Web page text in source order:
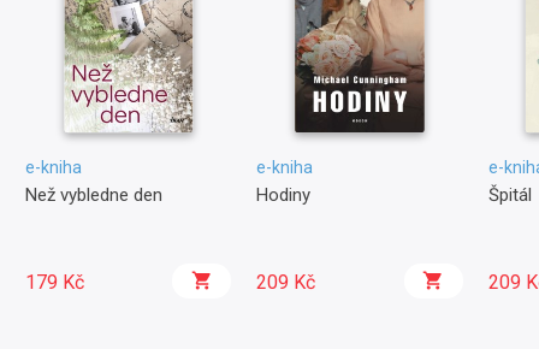
e-kniha
Než vybledne den
179 Kč
e-kniha
Hodiny
209 Kč
e-
Špitál
209